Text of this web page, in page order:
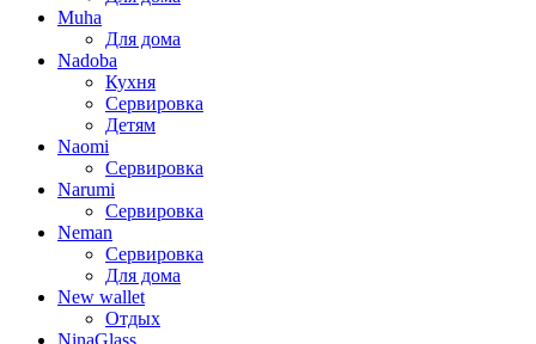
Muha
Для дома
Nadoba
Кухня
Сервировка
Детям
Naomi
Сервировка
Narumi
Сервировка
Neman
Сервировка
Для дома
New wallet
Отдых